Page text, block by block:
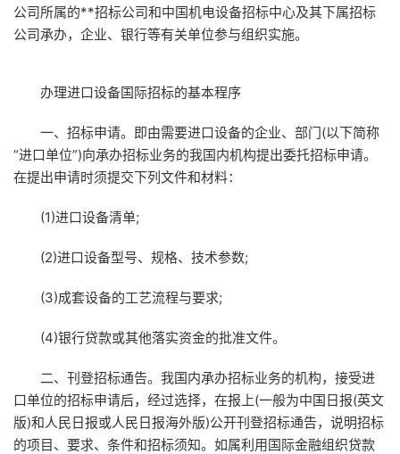
公司所属的**招标公司和中国机电设备招标中心及其下属招标
公司承办，企业、银行等有关单位参与组织实施。
办理进口设备国际招标的基本程序
一、招标申请。即由需要进口设备的企业、部门(以下简称
“进口单位”)向承办招标业务的我国内机构提出委托招标申请。
在提出申请时须提交下列文件和材料：
(1)进口设备清单;
(2)进口设备型号、规格、技术参数;
(3)成套设备的工艺流程与要求;
(4)银行贷款或其他落实资金的批准文件。
二、刊登招标通告。我国内承办招标业务的机构，接受进
口单位的招标申请后，经过选择，在报上(一般为中国日报(英文
版)和人民日报或人民日报海外版)公开刊登招标通告，说明招标
的项目、要求、条件和招标须知。如属利用国际金融组织贷款